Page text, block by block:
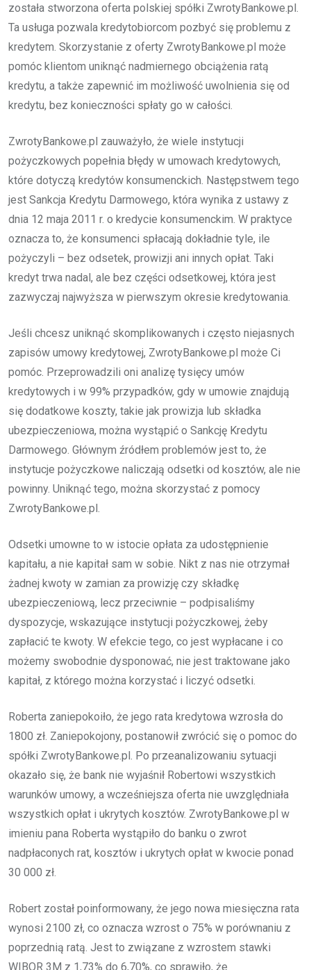
została stworzona oferta polskiej spółki ZwrotyBankowe.pl.
Ta usługa pozwala kredytobiorcom pozbyć się problemu z
kredytem. Skorzystanie z oferty ZwrotyBankowe.pl może
pomóc klientom uniknąć nadmiernego obciążenia ratą
kredytu, a także zapewnić im możliwość uwolnienia się od
kredytu, bez konieczności spłaty go w całości.
ZwrotyBankowe.pl zauważyło, że wiele instytucji
pożyczkowych popełnia błędy w umowach kredytowych,
które dotyczą kredytów konsumenckich. Następstwem tego
jest Sankcja Kredytu Darmowego, która wynika z ustawy z
dnia 12 maja 2011 r. o kredycie konsumenckim. W praktyce
oznacza to, że konsumenci spłacają dokładnie tyle, ile
pożyczyli – bez odsetek, prowizji ani innych opłat. Taki
kredyt trwa nadal, ale bez części odsetkowej, która jest
zazwyczaj najwyższa w pierwszym okresie kredytowania.
Jeśli chcesz uniknąć skomplikowanych i często niejasnych
zapisów umowy kredytowej, ZwrotyBankowe.pl może Ci
pomóc. Przeprowadzili oni analizę tysięcy umów
kredytowych i w 99% przypadków, gdy w umowie znajdują
się dodatkowe koszty, takie jak prowizja lub składka
ubezpieczeniowa, można wystąpić o Sankcję Kredytu
Darmowego. Głównym źródłem problemów jest to, że
instytucje pożyczkowe naliczają odsetki od kosztów, ale nie
powinny. Uniknąć tego, można skorzystać z pomocy
ZwrotyBankowe.pl.
Odsetki umowne to w istocie opłata za udostępnienie
kapitału, a nie kapitał sam w sobie. Nikt z nas nie otrzymał
żadnej kwoty w zamian za prowizję czy składkę
ubezpieczeniową, lecz przeciwnie – podpisaliśmy
dyspozycje, wskazujące instytucji pożyczkowej, żeby
zapłacić te kwoty. W efekcie tego, co jest wypłacane i co
możemy swobodnie dysponować, nie jest traktowane jako
kapitał, z którego można korzystać i liczyć odsetki.
Roberta zaniepokoiło, że jego rata kredytowa wzrosła do
1800 zł. Zaniepokojony, postanowił zwrócić się o pomoc do
spółki ZwrotyBankowe.pl. Po przeanalizowaniu sytuacji
okazało się, że bank nie wyjaśnił Robertowi wszystkich
warunków umowy, a wcześniejsza oferta nie uwzględniała
wszystkich opłat i ukrytych kosztów. ZwrotyBankowe.pl w
imieniu pana Roberta wystąpiło do banku o zwrot
nadpłaconych rat, kosztów i ukrytych opłat w kwocie ponad
30 000 zł.
Robert został poinformowany, że jego nowa miesięczna rata
wynosi 2100 zł, co oznacza wzrost o 75% w porównaniu z
poprzednią ratą. Jest to związane z wzrostem stawki
WIBOR 3M z 1,73% do 6,70%, co sprawiło, że